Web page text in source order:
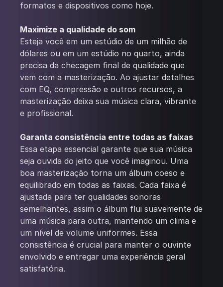
formatos e dispositivos como hoje.
Maximize a qualidade do som
Esteja você em um estúdio de um milhão de
dólares ou em um estúdio no quarto, ainda
precisa da checagem final de qualidade que
vem com a masterização. Ao ajustar detalhes
com EQ, compressão e outros recursos, a
masterização deixa sua música clara, vibrante
e profissional.
Garanta consistência entre todas as faixas
Essa etapa essencial garante que sua música
seja ouvida do jeito que você imaginou. Uma
boa masterização torna um álbum coeso e
equilibrado em todas as faixas. Cada faixa é
ajustada para ter qualidades sonoras
semelhantes, assim o álbum flui suavemente de
uma música para outra, mantendo um clima e
um nível de volume uniformes. Essa
consistência é crucial para manter o ouvinte
envolvido e entregar uma experiência geral
satisfatória.